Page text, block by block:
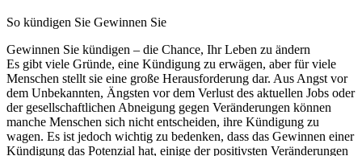
So kündigen Sie Gewinnen Sie
Gewinnen Sie kündigen – die Chance, Ihr Leben zu ändern
Es gibt viele Gründe, eine Kündigung zu erwägen, aber für viele
Menschen stellt sie eine große Herausforderung dar. Aus Angst vor
dem Unbekannten, Ängsten vor dem Verlust des aktuellen Jobs oder
der gesellschaftlichen Abneigung gegen Veränderungen können
manche Menschen sich nicht entscheiden, ihre Kündigung zu
wagen. Es ist jedoch wichtig zu bedenken, dass das Gewinnen einer
Kündigung das Potenzial hat, einige der positivsten Veränderungen